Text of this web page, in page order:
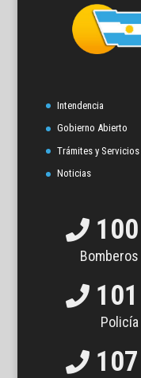
Intendencia
Gobierno Abierto
Trámites y Servicios
Noticias
100
Bomberos
101
Policía
107